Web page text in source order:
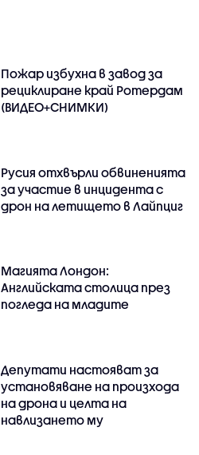
Пожар избухна в завод за
рециклиране край Ротердам
(ВИДЕО+СНИМКИ)
Русия отхвърли обвиненията
за участие в инцидента с
дрон на летището в Лайпциг
Магията Лондон:
Английската столица през
погледа на младите
Депутати настояват за
установяване на произхода
на дрона и целта на
навлизането му